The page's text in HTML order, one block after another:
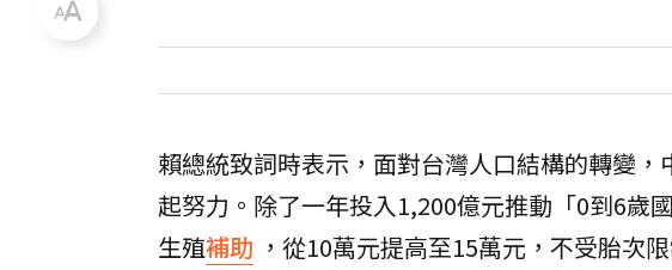
賴總統致詞時表示，面對台灣人口結構的轉變
起努力。除了一年投入1,200億元推動「0到6歲
生殖補助 ，從10萬元提高至15萬元，不受胎次